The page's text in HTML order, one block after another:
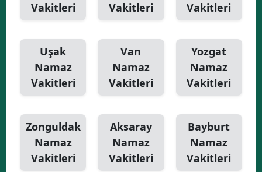
Vakitleri
Vakitleri
Vakitleri
Uşak
Namaz
Vakitleri
Van
Namaz
Vakitleri
Yozgat
Namaz
Vakitleri
Zonguldak
Namaz
Vakitleri
Aksaray
Namaz
Vakitleri
Bayburt
Namaz
Vakitleri